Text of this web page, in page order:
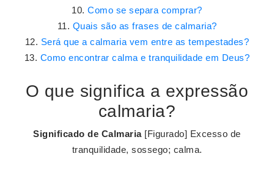
Como se separa comprar?
Quais são as frases de calmaria?
Será que a calmaria vem entre as tempestades?
Como encontrar calma e tranquilidade em Deus?
O que significa a expressão
calmaria?
Significado de Calmaria[Figurado] Excesso de
tranquilidade, sossego; calma.